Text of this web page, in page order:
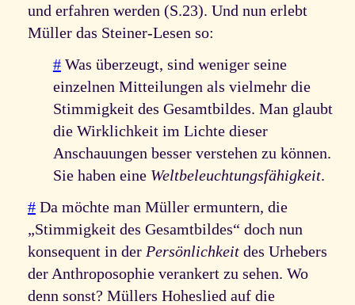
und erfahren werden (S.23). Und nun erlebt
Müller das Steiner-Lesen so:
#Was überzeugt, sind weniger seine
einzelnen Mitteilungen als vielmehr die
Stimmigkeit des Gesamtbildes. Man glaubt
die Wirklichkeit im Lichte dieser
Anschauungen besser verstehen zu können.
Sie haben eine Weltbeleuchtungsfähigkeit.
#Da möchte man Müller ermuntern, die
„Stimmigkeit des Gesamtbildes“ doch nun
konsequent in der Persönlichkeitdes Urhebers
der Anthroposophie verankert zu sehen. Wo
denn sonst? Müllers Hoheslied auf die